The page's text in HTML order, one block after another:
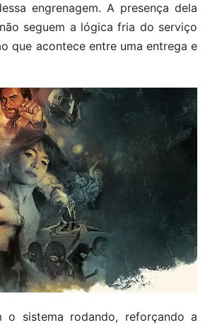
engrenagem. A presença dela
seguem a lógica fria do serviço
que acontece entre uma entrega e
o sistema rodando, reforçando a